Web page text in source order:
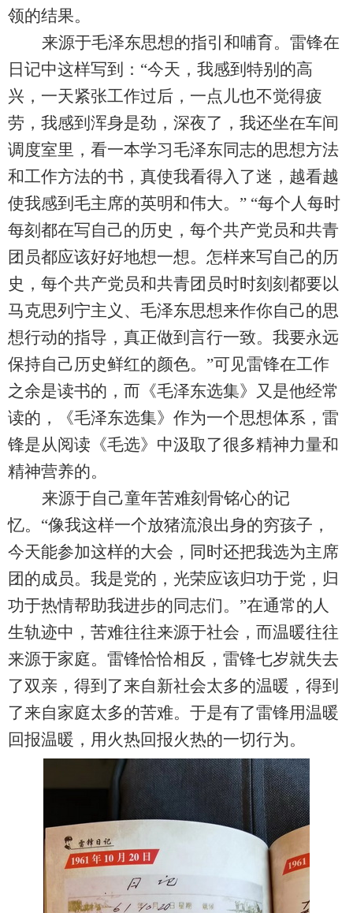
领的结果。
来源于毛泽东思想的指引和哺育。雷锋在
日记中这样写到： “今天，我感到特别的高
兴，一天紧张工作过后，一点儿也不觉得疲
劳，我感到浑身是劲，深夜了，我还坐在车间
调度室里，看一本学习毛泽东同志的思想方法
和工作方法的书，真使我看得入了迷，越看越
使我感到毛主席的英明和伟大。 ” “每个人每时
每刻都在写自己的历史，每个共产党员和共青
团员都应该好好地想一想。怎样来写自己的历
史，每个共产党员和共青团员时时刻刻都要以
马克思列宁主义、毛泽东思想来作你自己的思
想行动的指导，真正做到言行一致。我要永远
保持自己历史鲜红的颜色。 ”可见雷锋在工作
之余是读书的，而《毛泽东选集》又是他经常
读的，《毛泽东选集》作为一个思想体系，雷
锋是从阅读《毛选》中汲取了很多精神力量和
精神营养的。
来源于自己童年苦难刻骨铭心的记
忆。 “像我这样一个放猪流浪出身的穷孩子，
今天能参加这样的大会，同时还把我选为主席
团的成员。我是党的，光荣应该归功于党，归
功于热情帮助我进步的同志们。 ”在通常的人
生轨迹中，苦难往往来源于社会，而温暖往往
来源于家庭。雷锋恰恰相反，雷锋七岁就失去
了双亲，得到了来自新社会太多的温暖，得到
了来自家庭太多的苦难。于是有了雷锋用温暖
回报温暖，用火热回报火热的一切行为。